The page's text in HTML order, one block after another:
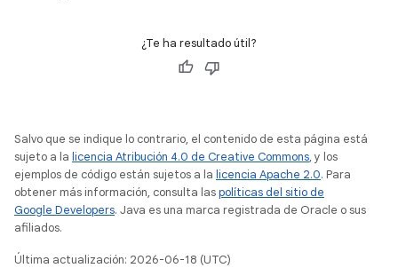
¿Te ha resultado útil?
Salvo que se indique lo contrario, el contenido de esta página está
sujeto a la licencia Atribución 4.0 de Creative Commons, y los
ejemplos de código están sujetos a la licencia Apache 2.0. Para
obtener más información, consulta laspolíticas del sitio de
Google Developers. Java es una marca registrada de Oracle o sus
afiliados.
Última actualización: 2026-06-18 (UTC)